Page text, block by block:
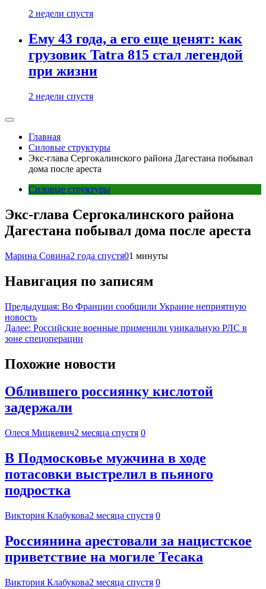
2 недели спустя
Ему 43 года, а его еще ценят: как
грузовик Tatra 815 стал легендой
при жизни
2 недели спустя
Главная
Силовые структуры
Экс-глава Сергокалинского района Дагестана побывал
дома после ареста
Силовые структуры
Экс-глава Сергокалинского района
Дагестана побывал дома после ареста
Марина Совина2 года спустя01 минуты
Навигация по записям
Предыдущая: Во Франции сообщили Украине неприятную
новость
Далее: Российские военные применили уникальную РЛС в
зоне спецоперации
Похожие новости
Облившего россиянку кислотой
задержали
Олеся Мицкевич2 месяца спустя 0
В Подмосковье мужчина в ходе
потасовки выстрелил в пьяного
подростка
Виктория Клабукова2 месяца спустя 0
Россиянина арестовали за нацистское
приветствие на могиле Тесака
Виктория Клабукова2 месяца спустя 0